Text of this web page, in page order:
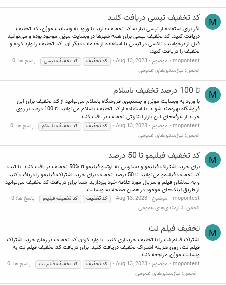
M کد تخفیف تپسی دریافت کنید
اگر برای استفاده از تپسی نیاز به کد تخفیف دارید با ورود به وبسایت موپُن، کد تخفیف
دریافت کنید. کد تخفیف تپسی برای همه شهرها در وبسایت موپُن موجود بوده و می‌توانید
قبل از درخواست تاکسی در تپسی یا استفاده از خدمات دیگر آن، کد تخفیف را وارد کرده و
تخفیف را دریافت کنید.
mopontest موضوع Aug 13, 2023 کد تخفیف کد تخفیف تپسی
پاسخ ها: 0
انجمن: نیازمندی‌های عمومی
M تا 100 درصد تخفیف باسلام
با ورود به وبسایت موپُن و جستجوی فروشگاه باسلام می‌توانید از کد تخفیف برای این
فروشگاه بهره‌مند شوید. با استفاده از کد تخفیف باسلام می‌توانید تا 100 درصد بر روی
خرید از غرفه‌های این بازار اینترنتی تخفیف دریافت کنید.
mopontest موضوع Aug 13, 2023 کد تخفیف کد تخفیف باسلام
پاسخ ها: 0
انجمن: نیازمندی‌های عمومی
M کد تخفیف فیلیمو تا 50 درصد
برای خرید اشتراک فیلیمو و دسترسی به آرشیو فیلیمو تا %50 تخفیف دریافت کنید. با ثبت
کد تخفیف فیلیمو می‌توانید تا 50 درصد تخفیف برای خرید اشتراک فیلیمو را دریافت کنید
و به تماشای فیلم و سریال مورد علاقه خود بپردازید. شما برای دریافت کد تخفیف می‌توانید
از طریق لینک‌های موجود در همین صفحه به وبسایت...
mopontest موضوع Aug 13, 2023 کد تخفیف کد تخفیف فیلیمو
پاسخ ها: 0
انجمن: نیازمندی‌های عمومی
M تخفیف فیلم نت
اشتراک فیلم نت را با تخفیف خریداری کنید. با وارد کردن کد تخفیف در زمان خرید اشتراک
فیلم نت، روی هزینه اشتراک تخفیف دریافت کنید. برای دریافت کد تخفیف فیلم نت به
وبسایت موپُن مراجعه کنید.
mopontest موضوع Aug 13, 2023 کد تخفیف کد تخفیف فیلم نت
پاسخ ها: 0
انجمن: نیازمندی‌های عمومی